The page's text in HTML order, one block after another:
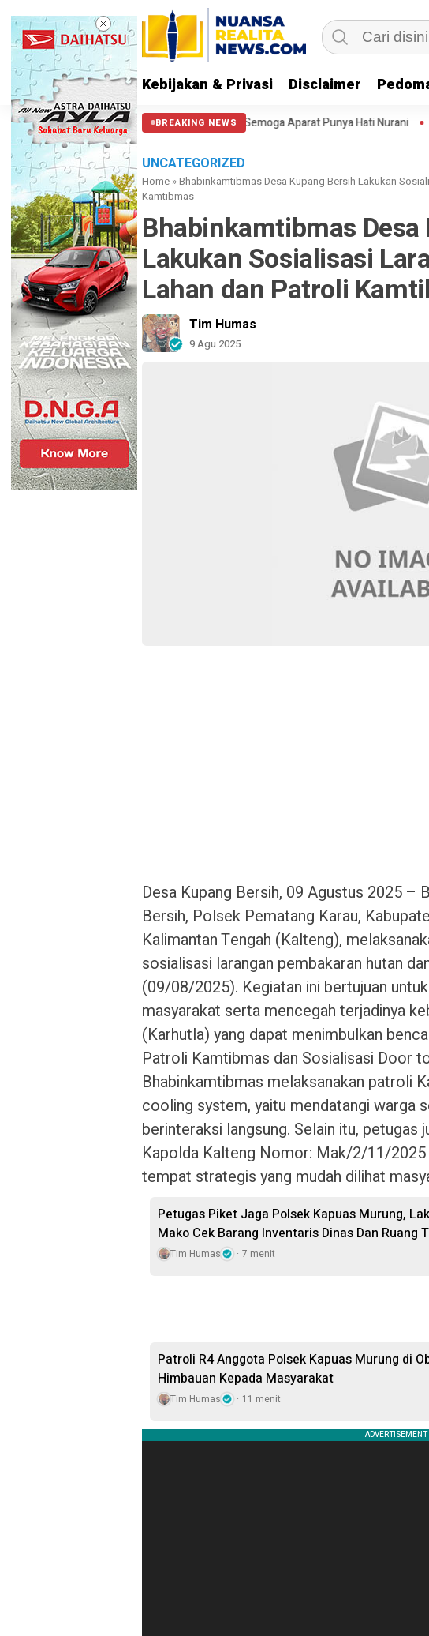
Kebijakan & Privasi Disclaimer
BREAKING NEWS
Massa di Patung Kuda: Semoga Aparat Punya Hati Nurani Massa Reuni 212
UNCATEGORIZED
Home »Bhabinkamtibmas Desa Kupang Bersih Lakukan
Kamtibmas
Bhabinkamtibmas
Lakukan Sosialisasi
Lahan dan Patroli
Tim Humas
9 Agu 2025
Desa Kupang Bersih, 09 Agustus 2025 –
Bersih, Polsek Pematang Karau,
Kalimantan Tengah (Kalteng),
sosialisasi larangan pembakaran hutan
(09/08/2025). Kegiatan ini bertujuan
masyarakat serta mencegah terjadinya
(Karhutla) yang dapat menimbulkan
Patroli Kamtibmas dan Sosialisasi Door
Bhabinkamtibmas melaksanakan patroli
cooling system, yaitu mendatangi warga
berinteraksi langsung. Selain itu, petugas
Kapolda Kalteng Nomor: Mak/2/11/
tempat strategis yang mudah dilihat
Petugas Piket Jaga Polsek Kapuas Murung,
Mako Cek Barang Inventaris Dinas Dan Ruang
Tim Humas 7 menit
Patroli R4 Anggota Polsek Kapuas Murung di
Himbauan Kepada Masyarakat
Tim Humas 11 menit